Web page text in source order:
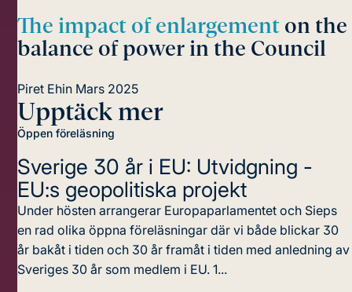
The impact of enlargement on the
balance of power in the Council
Piret Ehin Mars 2025
Upptäck mer
Öppen föreläsning
Sverige 30 år i EU: Utvidgning -
EU:s geopolitiska projekt
Under hösten arrangerar Europaparlamentet och Sieps
en rad olika öppna föreläsningar där vi både blickar 30
år bakåt i tiden och 30 år framåt i tiden med anledning av
Sveriges 30 år som medlem i EU. 1...